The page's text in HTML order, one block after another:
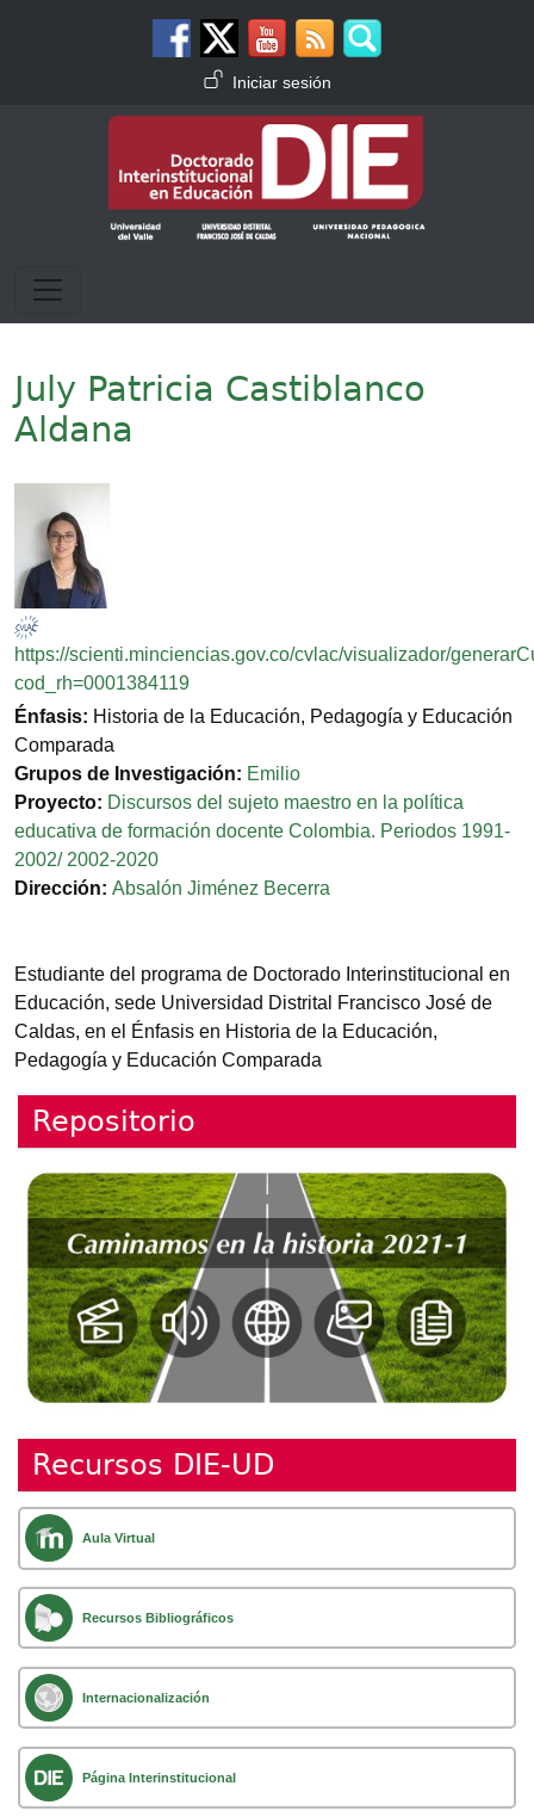
Menú de cuenta de usuario
Iniciar sesión
July Patricia Castiblanco
Aldana
https://scienti.minciencias.gov.co/cvlac/visualizador/
cod_rh=0001384119
Énfasis: Historia de la Educación, Pedagogía y Educación
Comparada
Grupos de Investigación: Emilio
Proyecto: Discursos del sujeto maestro en la política
educativa de formación docente Colombia. Periodos 1991-
2002/ 2002-2020
Dirección: Absalón Jiménez Becerra
Estudiante del programa de Doctorado Interinstitucional en
Educación, sede Universidad Distrital Francisco José de
Caldas, en el Énfasis en Historia de la Educación,
Pedagogía y Educación Comparada
Repositorio
Recursos DIE-UD
Aula Virtual
Recursos Bibliográficos
Internacionalización
Página Interinstitucional